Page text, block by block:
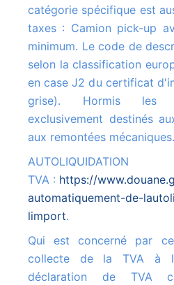
catégorie spécifique est
taxes : Camion pick-up
minimum. Le code de
selon la classification
en case J2 du certificat
grise). Hormis les
exclusivement destinés
aux remontées mécaniques.
AUTOLIQUIDATION
TVA : https://
automatiquement-de-
limport.
Qui est concerné par cette démarche ? La
collecte de la TVA à
déclaration de TVA